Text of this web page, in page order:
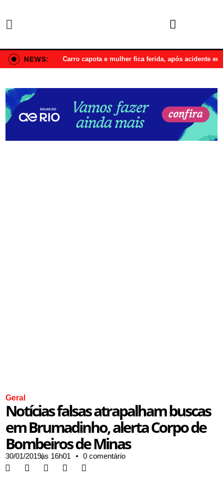
NEWS: Carro capota e mulher fica ferida, após acidente
Geral
Notícias falsas atrapalham buscas
em Brumadinho, alerta Corpo de
Bombeiros de Minas
30/01/2019,às 16h01 • 0 comentário